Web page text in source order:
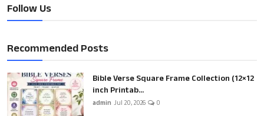
Follow Us
Recommended Posts
Bible Verse Square Frame Collection (12×12
inch Printab...
admin Jul 20, 2026 0